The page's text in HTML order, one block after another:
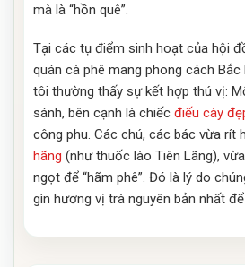
mà là “hồn quê”.
Tại các tụ điểm sinh hoạt của hội
quán cà phê mang phong cách Bắc
tôi thường thấy sự kết hợp thú vị:
sánh, bên cạnh là chiếc điếu cày
công phu. Các chú, các bác vừa rít
hãng (như thuốc lào Tiên Lãng),
ngọt để “hãm phê”. Đó là lý do
gìn hương vị trà nguyên bản nhất